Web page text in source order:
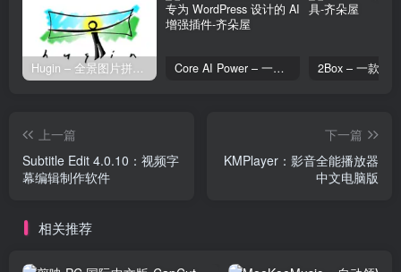
Hugin – 全景图片拼接工具 Core AI Power – 一款专为 WordPress 设计的 AI 增强插件
上一篇
Subtitle Edit 4.0.10：视频字
幕编辑制作软件
下一篇
KMPlayer：影音全能播放器
中文电脑版
相关推荐